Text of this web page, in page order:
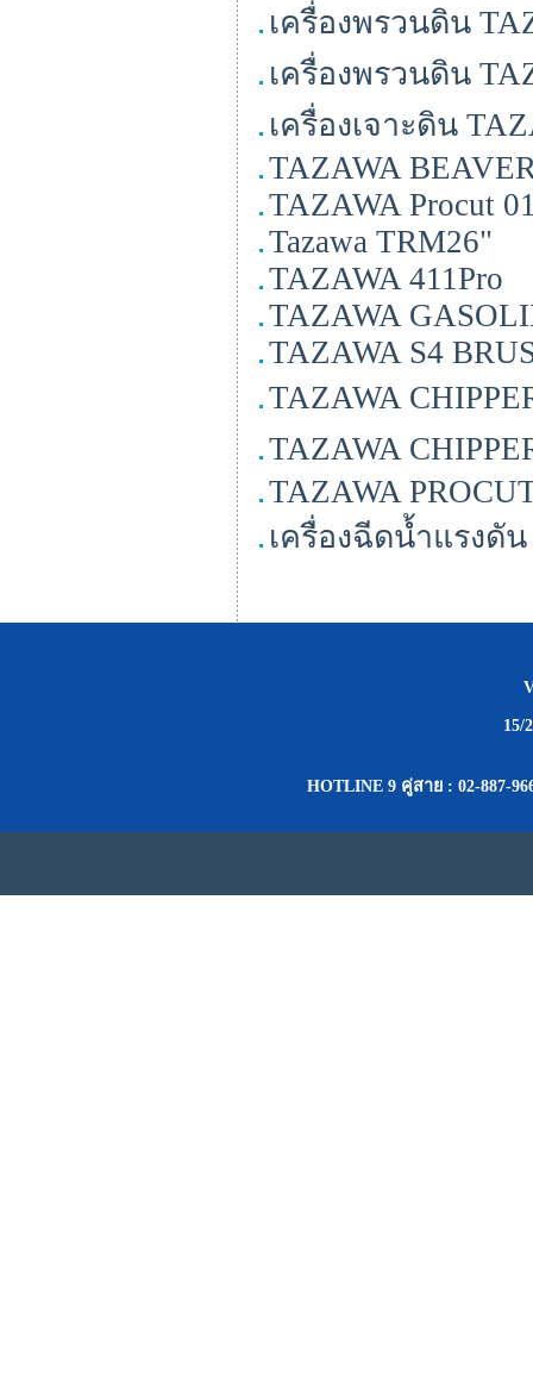
เครื่องพรวนดิน
เครื่องพรวนดิน
เครื่องเจาะดิน
TAZAWA
TAZAWA Procut
Tazawa TRM26"
TAZAWA 411Pro
TAZAWA
TAZAWA S4
TAZAWA
TAZAWA
TAZAWA
เครื่องฉีดน้ำแรงดั
15/
HOTLINE 9 คู่สาย : 02-887-